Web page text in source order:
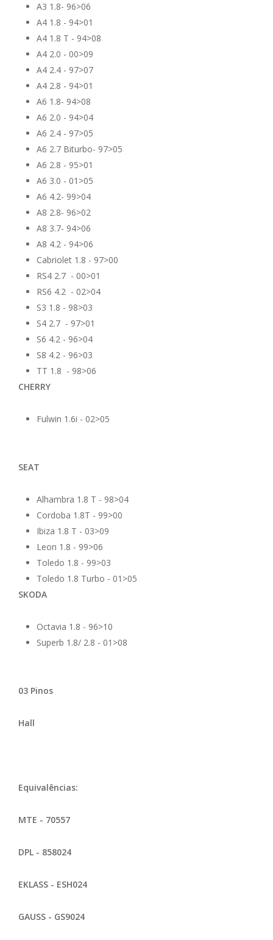
A3 1.8- 96>06
A4 1.8 - 94>01
A4 1.8 T - 94>08
A4 2.0 - 00>09
A4 2.4 - 97>07
A4 2.8 - 94>01
A6 1.8- 94>08
A6 2.0 - 94>04
A6 2.4 - 97>05
A6 2.7 Biturbo- 97>05
A6 2.8 - 95>01
A6 3.0 - 01>05
A6 4.2- 99>04
A8 2.8- 96>02
A8 3.7- 94>06
A8 4.2 - 94>06
Cabriolet 1.8 - 97>00
RS4 2.7 - 00>01
RS6 4.2 - 02>04
S3 1.8 - 98>03
S4 2.7 - 97>01
S6 4.2 - 96>04
S8 4.2 - 96>03
TT 1.8 - 98>06
CHERRY
Fulwin 1.6i - 02>05
SEAT
Alhambra 1.8 T - 98>04
Cordoba 1.8T - 99>00
Ibiza 1.8 T - 03>09
Leon 1.8 - 99>06
Toledo 1.8 - 99>03
Toledo 1.8 Turbo - 01>05
SKODA
Octavia 1.8 - 96>10
Superb 1.8/ 2.8 - 01>08
03 Pinos
Hall
Equivalências:
MTE - 70557
DPL - 858024
EKLASS - ESH024
GAUSS - GS9024